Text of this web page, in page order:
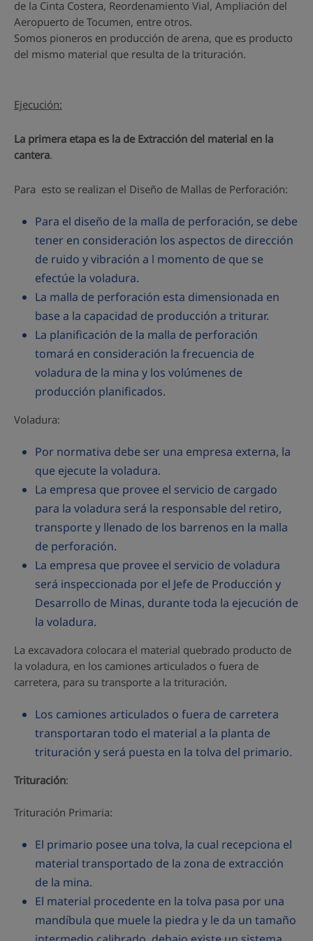
de la Cinta Costera, Reordenamiento Vial, Ampliación del
Aeropuerto de Tocumen, entre otros.
Somos pioneros en producción de arena, que es producto
del mismo material que resulta de la trituración.
Ejecución:
La primera etapa es la de Extracción del material en la
cantera.
Para esto se realizan el Diseño de Mallas de Perforación:
Para el diseño de la malla de perforación, se debe
tener en consideración los aspectos de dirección
de ruido y vibración a l momento de que se
efectúe la voladura.
La malla de perforación esta dimensionada en
base a la capacidad de producción a triturar.
La planificación de la malla de perforación
tomará en consideración la frecuencia de
voladura de la mina y los volúmenes de
producción planificados.
Voladura:
Por normativa debe ser una empresa externa, la
que ejecute la voladura.
La empresa que provee el servicio de cargado
para la voladura será la responsable del retiro,
transporte y llenado de los barrenos en la malla
de perforación.
La empresa que provee el servicio de voladura
será inspeccionada por el Jefe de Producción y
Desarrollo de Minas, durante toda la ejecución de
la voladura.
La excavadora colocara el material quebrado producto de
la voladura, en los camiones articulados o fuera de
carretera, para su transporte a la trituración.
Los camiones articulados o fuera de carretera
transportaran todo el material a la planta de
trituración y será puesta en la tolva del primario.
Trituración:
Trituración Primaria:
El primario posee una tolva, la cual recepciona el
material transportado de la zona de extracción
de la mina.
El material procedente en la tolva pasa por una
mandíbula que muele la piedra y le da un tamaño